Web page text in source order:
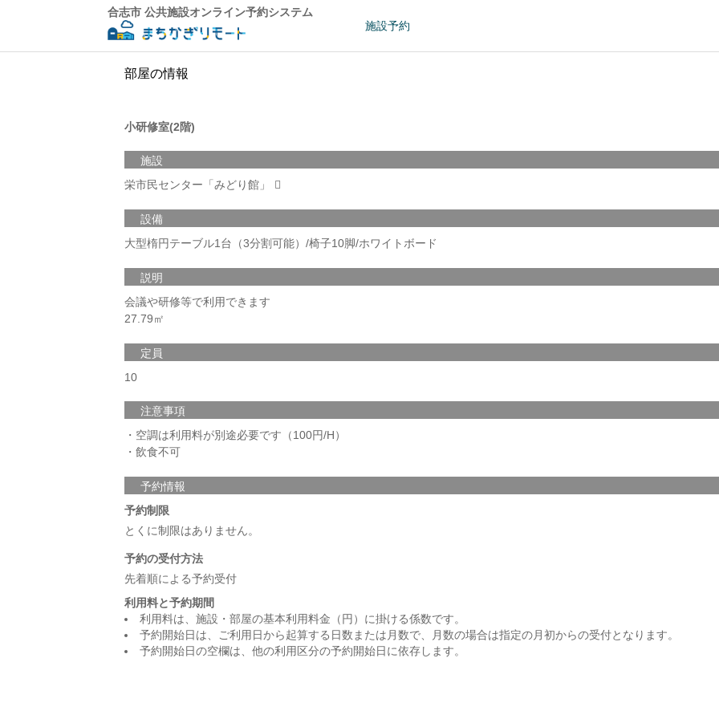
合志市 公共施設オンライン予約システム
施設予約
部屋の情報
小研修室(2階)
施設
栄市民センター「みどり館」
設備
大型楕円テーブル1台（3分割可能）/椅子10脚/ホワイトボード
説明
会議や研修等で利用できます
27.79㎡
定員
10
注意事項
・空調は利用料が別途必要です（100円/H）
・飲食不可
予約情報
予約制限
とくに制限はありません。
予約の受付方法
先着順による予約受付
利用料と予約期間
利用料は、施設・部屋の基本利用料金（円）に掛ける係数です。
予約開始日は、ご利用日から起算する日数または月数で、月数の場合は指定の月初からの受付となります。
予約開始日の空欄は、他の利用区分の予約開始日に依存します。